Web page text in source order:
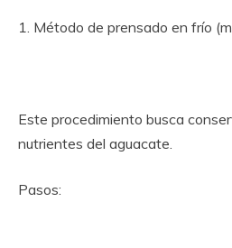
1. Método de prensado en frío
Este procedimiento busca
nutrientes del aguacate.
Pasos: